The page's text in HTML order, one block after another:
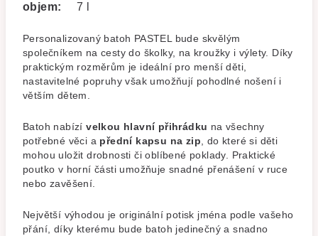
objem: 7 l
Personalizovaný batoh PASTEL bude skvělým
společníkem na cesty do školky, na kroužky i výlety. Díky
praktickým rozměrům je ideální pro menší děti,
nastavitelné popruhy však umožňují pohodlné nošení i
větším dětem.
Batoh nabízívelkou hlavní přihrádku na všechny
potřebné věci a přední kapsu na zip , do které si děti
mohou uložit drobnosti či oblíbené poklady. Praktické
poutko v horní části umožňuje snadné přenášení v ruce
nebo zavěšení.
Největší výhodou je originální potisk jména podle vašeho
přání, díky kterému bude batoh jedinečný a snadno